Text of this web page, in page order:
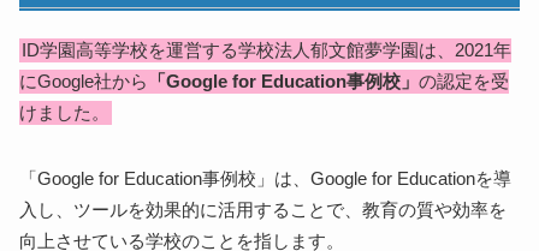
ID学園高等学校を運営する学校法人郁文館夢学園は、2021年
にGoogle社から
「Google for Education事例校」の認定を受
けました。
「Google for Education事例校」は、Google for Educationを導
入し、ツールを効果的に活用することで、教育の質や効率を
向上させている学校のことを指します。